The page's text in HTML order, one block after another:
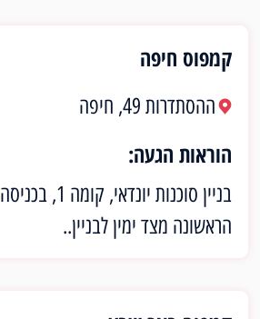
קמפוס חיפה
ההסתדרות 49, חיפה
הוראות הגעה:
בניין סוכנות יונדאי, קומה 1, בכניסה
הראשונה מצד ימין לבניין..